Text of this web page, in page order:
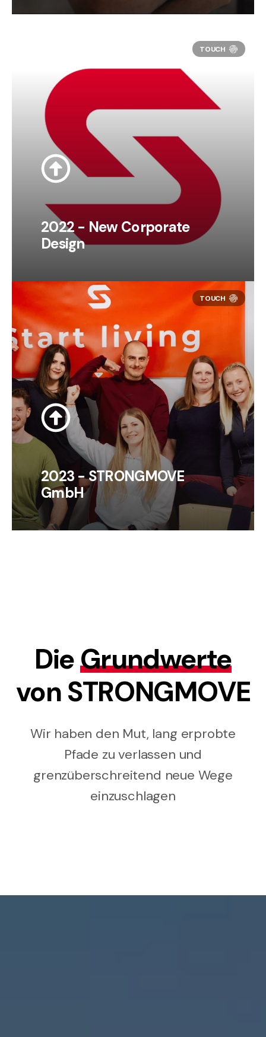
2022 - New Corporate
Design
2023 - STRONGMOVE
GmbH
DieGrundwerte
von STRONGMOVE
Wir haben den Mut, lang erprobte
Pfade zu verlassen und
grenzüberschreitend neue Wege
einzuschlagen